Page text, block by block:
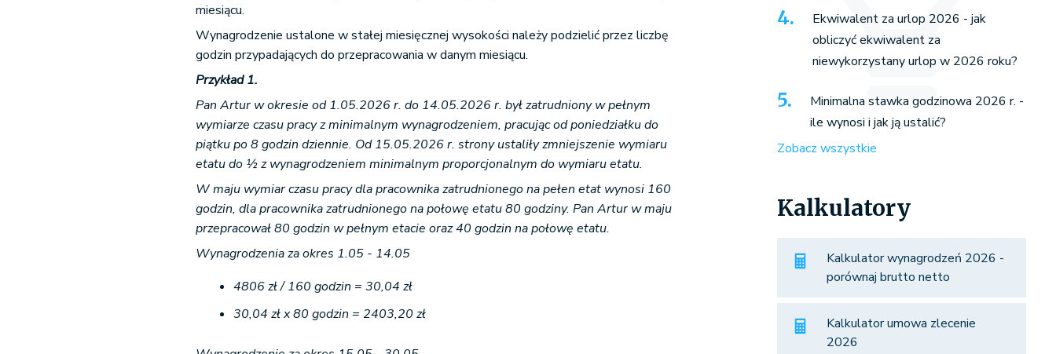
miesiącu.
Wynagrodzenie ustalone w stałej miesięcznej wysokości należy podzielić przez liczbę
godzin przypadających do przepracowania w danym miesiącu.
Przykład 1.
Pan Artur w okresie od 1.05.2026 r. do 14.05.2026 r. był zatrudniony w pełnym
wymiarze czasu pracy z minimalnym wynagrodzeniem, pracując od poniedziałku do
piątku po 8 godzin dziennie. Od 15.05.2026 r. strony ustaliły zmniejszenie wymiaru
etatu do ½ z wynagrodzeniem minimalnym proporcjonalnym do wymiaru etatu.
W maju wymiar czasu pracy dla pracownika zatrudnionego na pełen etat wynosi 160
godzin, dla pracownika zatrudnionego na połowę etatu 80 godziny. Pan Artur w maju
przepracował 80 godzin w pełnym etacie oraz 40 godzin na połowę etatu.
Wynagrodzenia za okres 1.05 - 14.05
4806 zł / 160 godzin = 30,04 zł
30,04 zł x 80 godzin = 2403,20 zł
Ekwiwalent za urlop 2026 - jak
obliczyć ekwiwalent za
niewykorzystany urlop w 2026 roku?
Minimalna stawka godzinowa 2026 r. -
ile wynosi i jak ją ustalić?
Zobacz wszystkie
Kalkulatory
Kalkulator wynagrodzeń 2026 -
porównaj brutto netto
Kalkulator umowa zlecenie
2026